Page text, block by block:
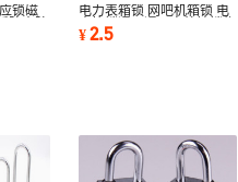
锁磁
防水防
电力表箱锁 网吧机箱锁 电
表箱锁通开通用户外挂锁物
业供电公司锁
¥2.5